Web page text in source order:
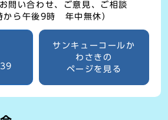
問い合わせ、ご意見、ご相談
から午後9時 年中無休）
サンキューコールか
わさきの
ページを見る